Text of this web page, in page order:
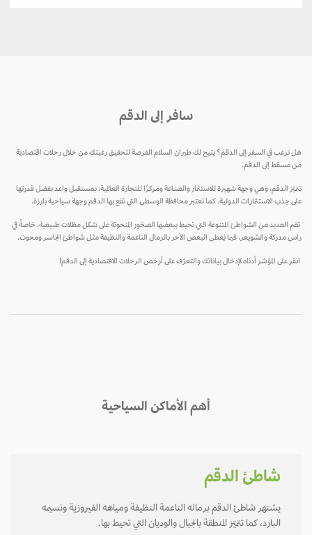
سافر إلى الدقم
هل ترغب في السفر إلى الدقم؟ يتيح لك طيران السلام الفرصة لتحقيق رغبتك من خلال رحلات اقتصادية
من مسقط إلى الدقم.
تتميّز الدقم، وهي وجهة شهيرة للاستثمار والصناعة ومركزًا للتجارة العالمية، بمستقبل واعد بفضل قدرتها
على جذب الاستثمارات الدولية. كما تعتبر محافظة الوسطى التي تقع بها الدقم وجهة سياحية بارزة.
تضم العديد من الشواطئ المتنوعة التي تحيط ببعضها الصخور المنحوتة على شكل مظلات طبيعية، خاصةً في
راس مدركة والشويعر، فيما يُغطى البعض الآخر بالرمال الناعمة والنظيفة مثل شواطئ الجاسر ومحوت.
انقر على المؤشر أدناه لإدخال بياناتك والتعرّف على أرخص الرحلات الاقتصادية إلى الدقم!
أهم الأماكن السياحية
شاطئ الدقم
يشتهر شاطئ الدقم برماله الناعمة النظيفة ومياهه الفيروزية ونسيمه
البارد، كما تتميّز المنطقة بالجبال والوديان التي تحيط بها.